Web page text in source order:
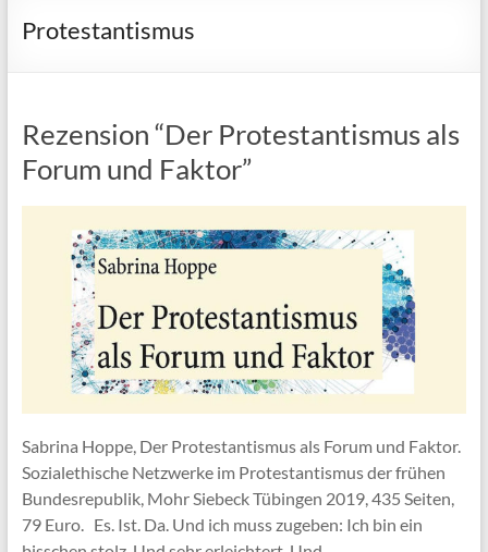
Protestantismus
Rezension “Der Protestantismus als
Forum und Faktor”
Sabrina Hoppe, Der Protestantismus als Forum und Faktor.
Sozialethische Netzwerke im Protestantismus der frühen
Bundesrepublik, Mohr Siebeck Tübingen 2019, 435 Seiten,
79 Euro. Es. Ist. Da. Und ich muss zugeben: Ich bin ein